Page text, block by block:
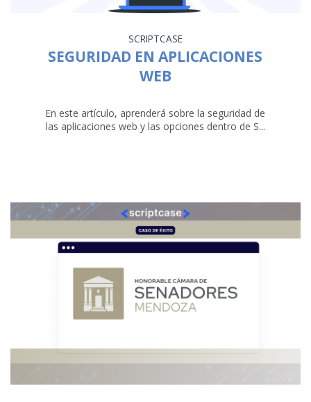
SCRIPTCASE
SEGURIDAD EN APLICACIONES
WEB
En este artículo, aprenderá sobre la seguridad de
las aplicaciones web y las opciones dentro de S...